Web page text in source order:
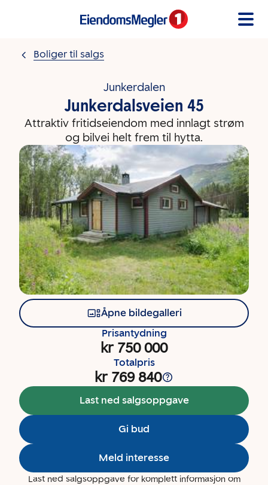
Boliger til salgs
Junkerdalen
Junkerdalsveien 45
Attraktiv fritidseiendom med innlagt strøm
og bilvei helt frem til hytta.
Åpne bildegalleri
Prisantydning
kr 750 000
Totalpris
kr 769 840
Last ned salgsoppgave
Gi bud
Meld interesse
Last ned salgsoppgave for komplett informasjon om